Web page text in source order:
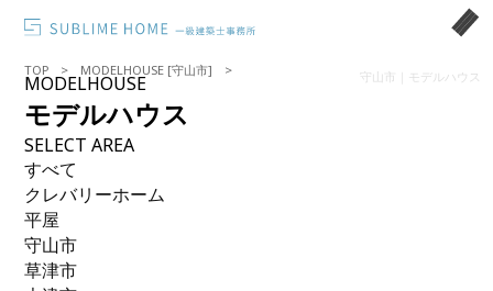
守山市｜モデルハウス
TOP MODELHOUSE [守山市]
MODELHOUSE
モデルハウス
SELECT AREA
すべて
クレバリーホーム
平屋
守山市
草津市